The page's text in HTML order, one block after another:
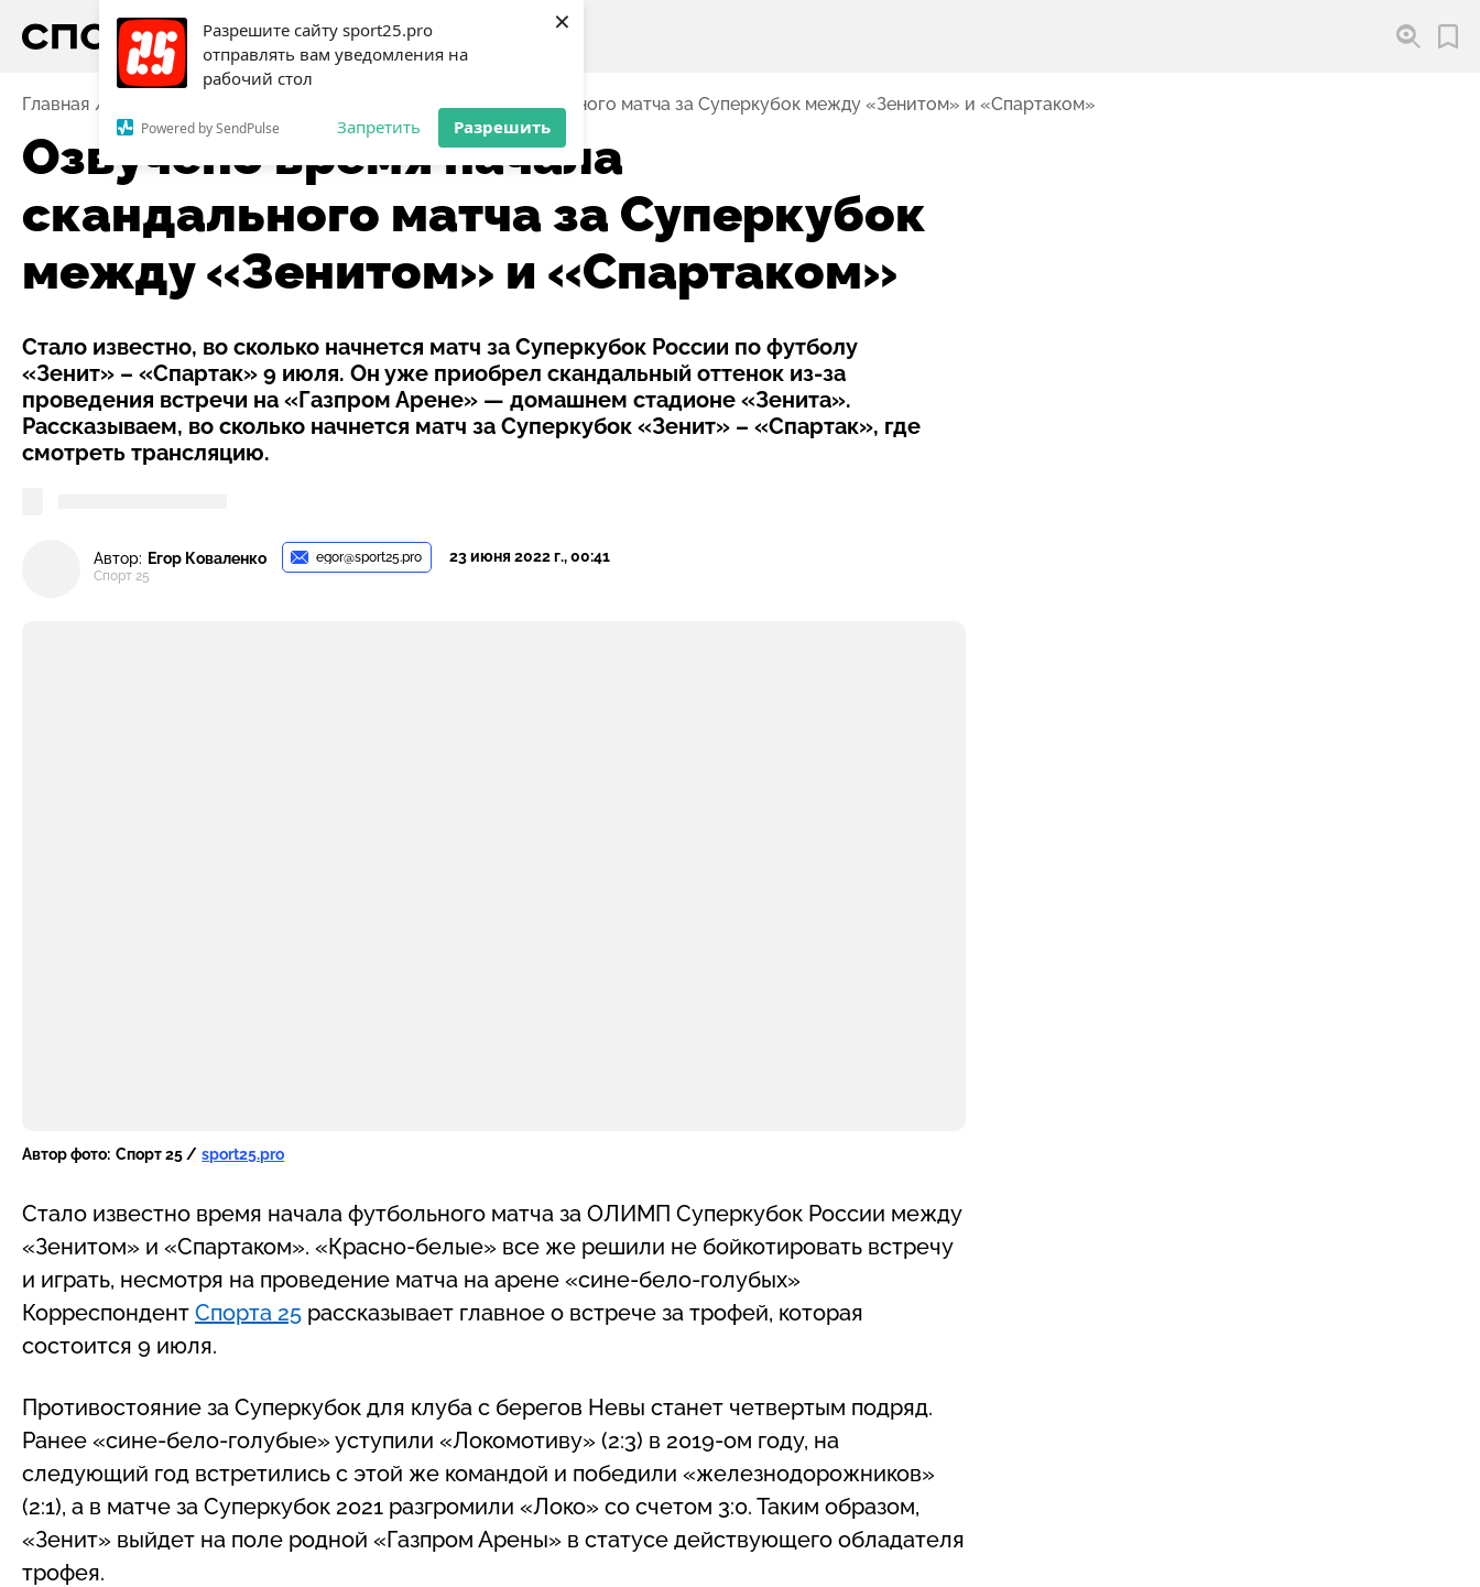
Разрешите сайту sport25.pro
отправлять вам уведомления на
рабочий стол
Powered by SendPulse Запретить Разрешить
×
Главная Озвучено время начала скандального матча за Суперкубок между «Зенитом» и «Спартаком»
Озвучено время начала
скандального матча за Суперкубок
между «Зенитом» и «Спартаком»
Стало известно, во сколько начнется матч за Суперкубок России по футболу
«Зенит» – «Спартак» 9 июля. Он уже приобрел скандальный оттенок из-за
проведения встречи на «Газпром Арене» — домашнем стадионе «Зенита».
Рассказываем, во сколько начнется матч за Суперкубок «Зенит» – «Спартак», где
смотреть трансляцию.
Автор: Егор Коваленко
Спорт 25
egor@sport25.pro 23 июня 2022 г., 00:41
Автор фото: Спорт 25 / sport25.pro
Стало известно время начала футбольного матча за ОЛИМП Суперкубок России между
«Зенитом» и «Спартаком». «Красно-белые» все же решили не бойкотировать встречу
и играть, несмотря на проведение матча на арене «сине-бело-голубых»
Корреспондент Спорта 25 рассказывает главное о встрече за трофей, которая
состоится 9 июля.
Противостояние за Суперкубок для клуба с берегов Невы станет четвертым подряд.
Ранее «сине-бело-голубые» уступили «Локомотиву» (2:3) в 2019-ом году, на
следующий год встретились с этой же командой и победили «железнодорожников»
(2:1), а в матче за Суперкубок 2021 разгромили «Локо» со счетом 3:0. Таким образом,
«Зенит» выйдет на поле родной «Газпром Арены» в статусе действующего обладателя
трофея.